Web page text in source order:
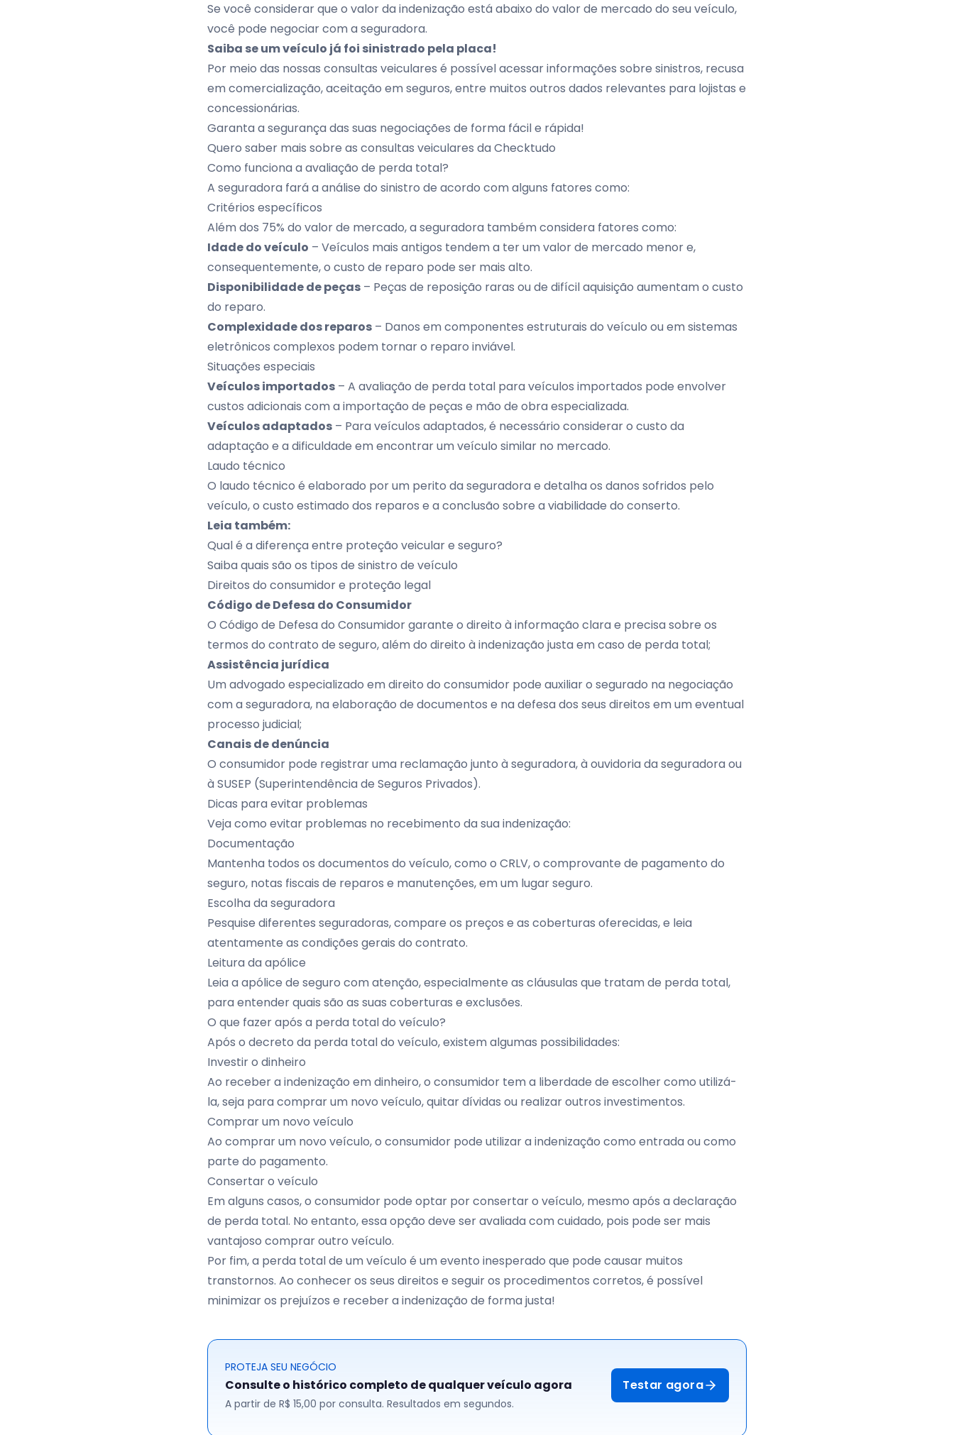
Se você considerar que o valor da indenização está abaixo do valor de mercado do seu veículo,
você pode negociar com a seguradora.
Saiba se um veículo já foi sinistrado pela placa!
Por meio das nossas consultas veiculares é possível acessar informações sobre sinistros, recusa
em comercialização, aceitação em seguros, entre muitos outros dados relevantes para lojistas e
concessionárias.
Garanta a segurança das suas negociações de forma fácil e rápida!
Quero saber mais sobre as consultas veiculares da Checktudo
Como funciona a avaliação de perda total?
A seguradora fará a análise do sinistro de acordo com alguns fatores como:
Critérios específicos
Além dos 75% do valor de mercado, a seguradora também considera fatores como:
Idade do veículo – Veículos mais antigos tendem a ter um valor de mercado menor e,
consequentemente, o custo de reparo pode ser mais alto.
Disponibilidade de peças – Peças de reposição raras ou de difícil aquisição aumentam o custo
do reparo.
Complexidade dos reparos – Danos em componentes estruturais do veículo ou em sistemas
eletrônicos complexos podem tornar o reparo inviável.
Situações especiais
Veículos importados – A avaliação de perda total para veículos importados pode envolver
custos adicionais com a importação de peças e mão de obra especializada.
Veículos adaptados – Para veículos adaptados, é necessário considerar o custo da
adaptação e a dificuldade em encontrar um veículo similar no mercado.
Laudo técnico
O laudo técnico é elaborado por um perito da seguradora e detalha os danos sofridos pelo
veículo, o custo estimado dos reparos e a conclusão sobre a viabilidade do conserto.
Leia também:
Qual é a diferença entre proteção veicular e seguro?
Saiba quais são os tipos de sinistro de veículo
Direitos do consumidor e proteção legal
Código de Defesa do Consumidor
O Código de Defesa do Consumidor garante o direito à informação clara e precisa sobre os
termos do contrato de seguro, além do direito à indenização justa em caso de perda total;
Assistência jurídica
Um advogado especializado em direito do consumidor pode auxiliar o segurado na negociação
com a seguradora, na elaboração de documentos e na defesa dos seus direitos em um eventual
processo judicial;
Canais de denúncia
O consumidor pode registrar uma reclamação junto à seguradora, à ouvidoria da seguradora ou
à SUSEP (Superintendência de Seguros Privados).
Dicas para evitar problemas
Veja como evitar problemas no recebimento da sua indenização:
Documentação
Mantenha todos os documentos do veículo, como o CRLV, o comprovante de pagamento do
seguro, notas fiscais de reparos e manutenções, em um lugar seguro.
Escolha da seguradora
Pesquise diferentes seguradoras, compare os preços e as coberturas oferecidas, e leia
atentamente as condições gerais do contrato.
Leitura da apólice
Leia a apólice de seguro com atenção, especialmente as cláusulas que tratam de perda total,
para entender quais são as suas coberturas e exclusões.
O que fazer após a perda total do veículo?
Após o decreto da perda total do veículo, existem algumas possibilidades:
Investir o dinheiro
Ao receber a indenização em dinheiro, o consumidor tem a liberdade de escolher como utilizá-
la, seja para comprar um novo veículo, quitar dívidas ou realizar outros investimentos.
Comprar um novo veículo
Ao comprar um novo veículo, o consumidor pode utilizar a indenização como entrada ou como
parte do pagamento.
Consertar o veículo
Em alguns casos, o consumidor pode optar por consertar o veículo, mesmo após a declaração
de perda total. No entanto, essa opção deve ser avaliada com cuidado, pois pode ser mais
vantajoso comprar outro veículo.
Por fim, a perda total de um veículo é um evento inesperado que pode causar muitos
transtornos. Ao conhecer os seus direitos e seguir os procedimentos corretos, é possível
minimizar os prejuízos e receber a indenização de forma justa!
PROTEJA SEU NEGÓCIO
Consulte o histórico completo de qualquer veículo agora
A partir de R$ 15,00 por consulta. Resultados em segundos.
Testar agora